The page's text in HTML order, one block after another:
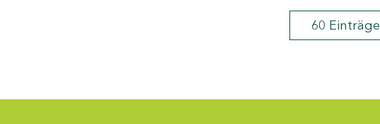
60 Einträge